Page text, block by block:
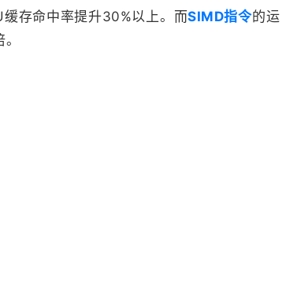
缓存命中率提升30%以上。而SIMD指令的运